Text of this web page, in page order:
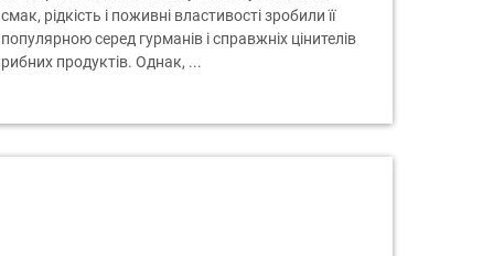
смак, рідкість і поживні властивості зробили її
популярною серед гурманів і справжніх цінителів
рибних продуктів. Однак, ...